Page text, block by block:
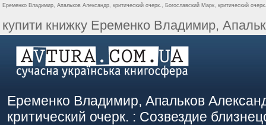
Еременко Владимир, Апальков Александр, критический очерк., Богославский Марк, критический
купити книжку Еременко Владимир,
Еременко Владимир, Апальков
критический очерк. : Созвездие